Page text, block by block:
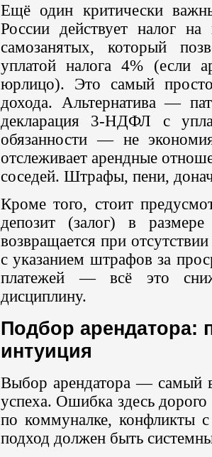
Ещё один критически
России действует налог
самозанятых, который
уплатой налога 4% (если
юрлицо). Это самый
дохода. Альтернатива —
декларация 3-НДФЛ с
обязанности — не
отслеживает арендные
соседей. Штрафы, пени,
Кроме того, стоит
депозит (залог) в
возвращается при
с указанием штрафов за
платежей — всё это
дисциплину.
Подбор арендатора:
интуиция
Выбор арендатора — самый
успеха. Ошибка здесь
по коммуналке, конфликты
подход должен быть